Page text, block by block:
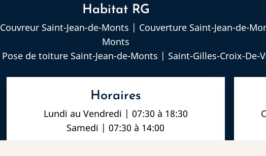
Habitat RG
Couvreur Saint-Jean-de-Monts | Couverture Saint-Jean-de-
Monts
Pose de toiture Saint-Jean-de-Monts | Saint-Gilles-Croix-De-
Horaires
Lundi au Vendredi | 07:30 à 18:30
Samedi | 07:30 à 14:00